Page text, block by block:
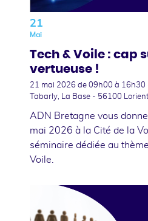
21
Mai
Tech & Voile : cap
vertueuse !
21 mai 2026 de 09h00 à 16h30
Tabarly, La Base - 56100
ADN Bretagne vous
mai 2026 à la Cité de la
séminaire dédiée au
Voile.